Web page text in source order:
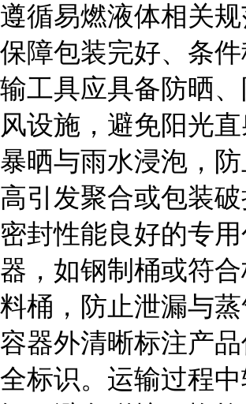
遵循易燃液体相关
保障包装完好、条
输工具应具备防晒
风设施，避免阳光
暴晒与雨水浸泡，
高引发聚合或包装
密封性能良好的专
器，如钢制桶或符
料桶，防止泄漏与蒸
容器外清晰标注产
全标识。运输过程